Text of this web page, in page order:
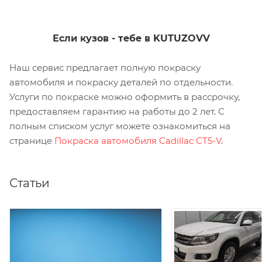
Если кузов - тебе в KUTUZOVV
Наш сервис предлагает полную покраску
автомобиля и покраску деталей по отдельности.
Услуги по покраске можно оформить в рассрочку,
предоставляем гарантию на работы до 2 лет. С
полным списком услуг можете ознакомиться на
странице Покраска автомобиля Cadillac CT5-V.
Статьи